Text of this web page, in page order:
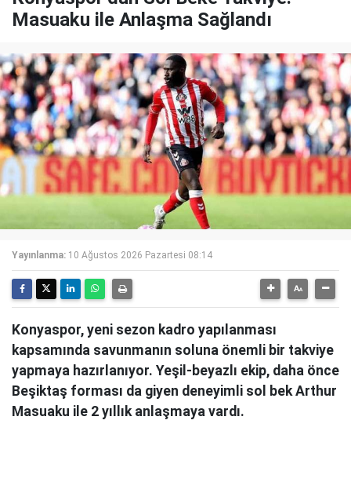
Masuaku ile Anlaşma Sağlandı
Yayınlanma: 10 Ağustos 2026 Pazartesi 08:14
Konyaspor, yeni sezon kadro yapılanması
kapsamında savunmanın soluna önemli bir takviye
yapmaya hazırlanıyor. Yeşil-beyazlı ekip, daha önce
Beşiktaş forması da giyen deneyimli sol bek Arthur
Masuaku ile 2 yıllık anlaşmaya vardı.